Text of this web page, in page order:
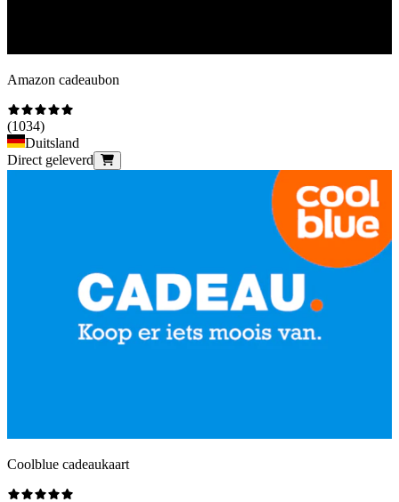
Amazon cadeaubon
(1034)
Duitsland
Direct geleverd
Coolblue cadeaukaart